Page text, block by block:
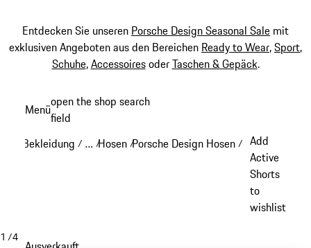
Entdecken Sie unseren Porsche Design Seasonal Sale mit
exklusiven Angeboten aus den Bereichen Ready to Wear,Sport,
Schuhe,AccessoiresoderTaschen & Gepäck.
Hauptinhalt
Menüopen the shop search
field
Bekleidung / …
Reveal collapsed breadcrumb items
/Hosen /Porsche Design Hosen / Add
Active
Shorts
to
wishlist
1 /4